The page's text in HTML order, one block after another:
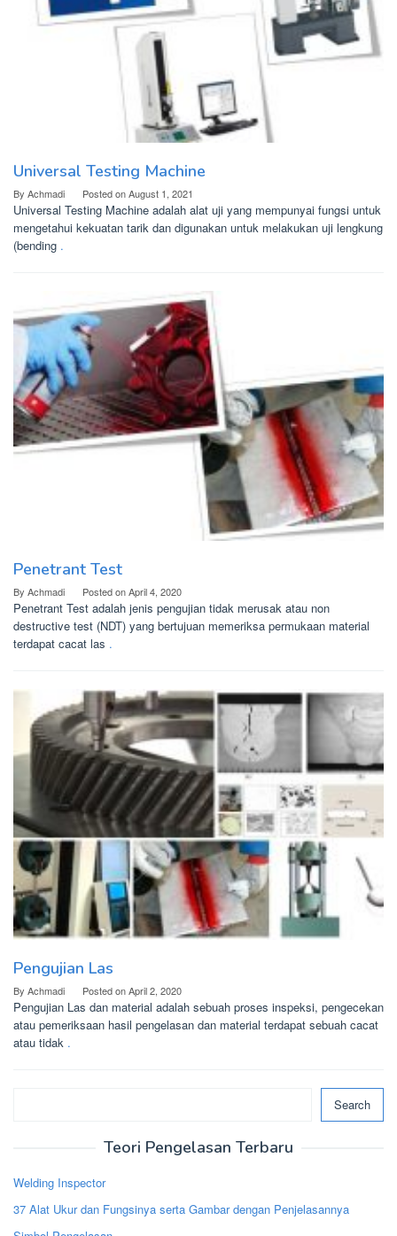
Universal Testing Machine
By Achmadi Posted onAugust 1, 2021
Universal Testing Machine adalah alat uji yang mempunyai fungsi untuk
mengetahui kekuatan tarik dan digunakan untuk melakukan uji lengkung
(bending .
Penetrant Test
By Achmadi Posted onApril 4, 2020
Penetrant Test adalah jenis pengujian tidak merusak atau non
destructive test (NDT) yang bertujuan memeriksa permukaan material
terdapat cacat las .
Pengujian Las
By Achmadi Posted onApril 2, 2020
Pengujian Las dan material adalah sebuah proses inspeksi, pengecekan
atau pemeriksaan hasil pengelasan dan material terdapat sebuah cacat
atau tidak .
Search
Teori Pengelasan Terbaru
Welding Inspector
37 Alat Ukur dan Fungsinya serta Gambar dengan Penjelasannya